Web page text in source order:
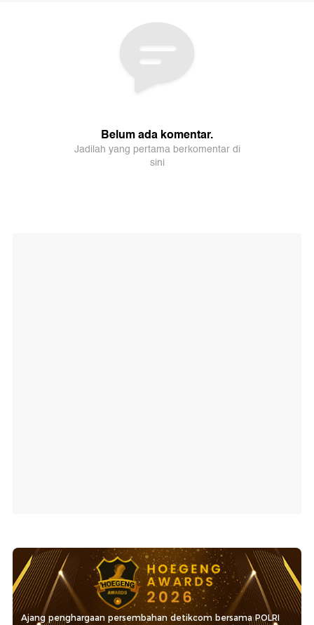
Ajang penghargaan persembahan detikcom bersama POLRI